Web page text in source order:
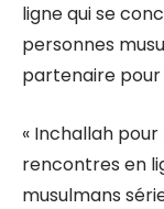
ligne qui se
personnes
partenaire pour
« Inchallah
rencontres en
musulmans